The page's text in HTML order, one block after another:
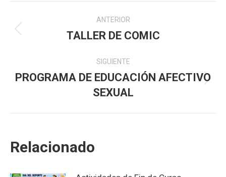
Navegación
entre
publicaciones
ANTERIOR
Publicación
TALLER DE COMIC
SIGUIENTE
Publicación
siguiente:
PROGRAMA DE EDUCACIÓN AFECTIVO
SEXUAL
Relacionado